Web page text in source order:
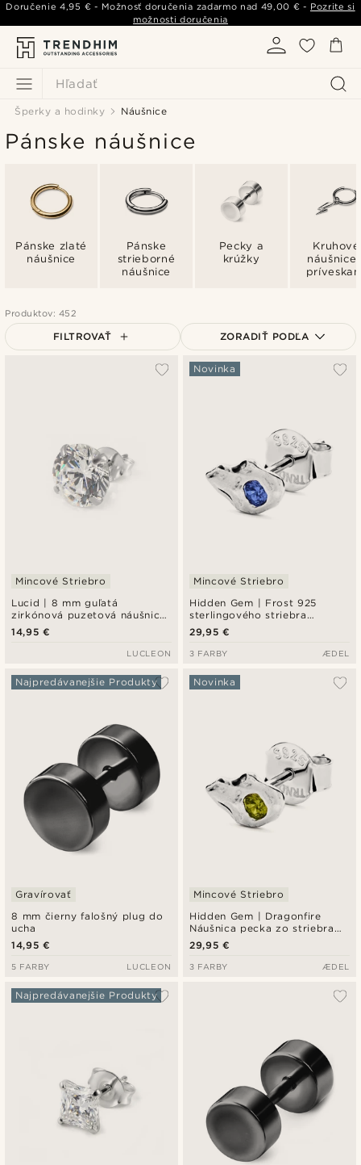
Hľadať
Doručenie4,95 € - Možnosť doručenia zadarmo nad 49,00 € - Pozrite si
možnosti doručenia
Šperky a hodinky Náušnice
Pánske náušnice
Pánske zlaté
náušnice
Pánske
strieborné
náušnice
Pecky a
krúžky
Kruhové
náušnice
Produktov: 452
FILTROVAŤ ZORADIŤ PODĽA
Najpopulárnejšie
Lucid | 8 mm guľatá
zirkónová puzetová náušnica
z mincového striebra 925
Mincové Striebro
14,95 €
LUCLEON
Hidden Gem | Frost 925
sterlingového striebra
napichovacia náušnica
Novinka
Mincové Striebro
29,95 €
3 FARBY ÆDEL
8 mm čierny falošný plug do
ucha
Najpredávanejšie Produkty
Gravírovať
14,95 €
5 FARBY LUCLEON
Hidden Gem | Dragonfire
Náušnica pecka zo striebra
925
Novinka
Mincové Striebro
29,95 €
3 FARBY ÆDEL
Najpredávanejšie Produkty